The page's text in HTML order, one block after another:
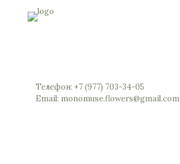
Телефон: +7 (977) 703-34-05
Email: monomuse.flowers@gmail.com